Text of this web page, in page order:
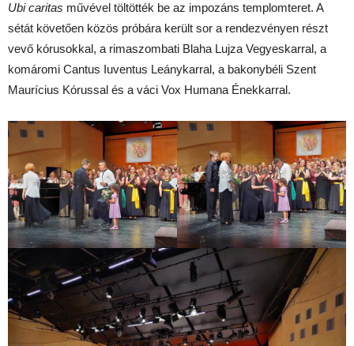
Ubi caritas művével töltötték be az impozáns templomteret. A
sétát követően közös próbára került sor a rendezvényen részt
vevő kórusokkal, a rimaszombati Blaha Lujza Vegyeskarral, a
komáromi Cantus Iuventus Leánykarral, a bakonybéli Szent
Maurícius Kórussal és a váci Vox Humana Énekkarral.